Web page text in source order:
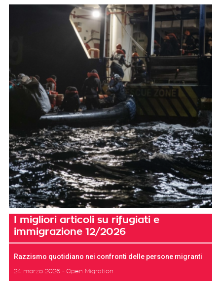
I migliori articoli su rifugiati e
immigrazione 12/2026
Razzismo quotidiano nei confronti delle persone migranti
24 marzo 2026 Open Migration